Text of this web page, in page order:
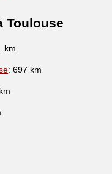
Toulouse
km
: 697 km